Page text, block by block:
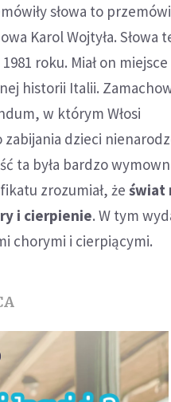
słowa to przemówi
Karol Wojtyła. Słowa
roku. Miał on
historii Italii.
w którym Włosi
dzieci
ta była bardzo
zrozumiał, żeświat
i cierpienie. W tym
chorymi i cierpiącymi.